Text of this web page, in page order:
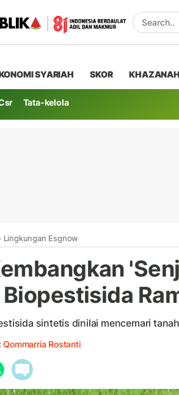
SYARIAH SKOR KHAZANAH
Tata-kelola
Lingkungan Esgnow
Biopestisida
sintetis dinilai mencemari
Qommarria Rostanti